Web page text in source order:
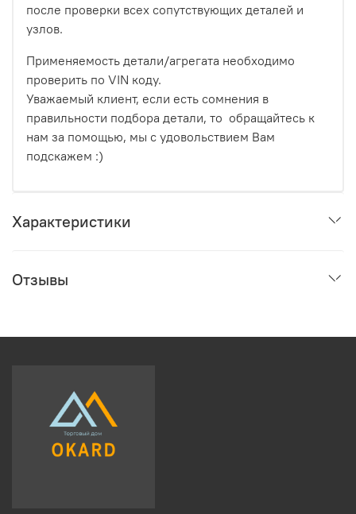
после проверки всех сопутствующих деталей и
узлов.
Применяемость детали/агрегата необходимо
проверить по VIN коду.
Уважаемый клиент, если есть сомнения в
правильности подбора детали, то обращайтесь к
нам за помощью, мы с удовольствием Вам
подскажем :)
Характеристики
Отзывы